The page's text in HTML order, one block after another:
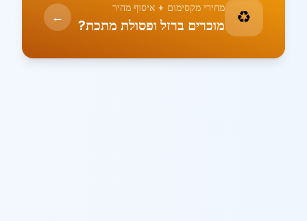
♻️ מחירי מקסימום + איסוף מהיר
מוכרים ברזל ופסולת מתכת? ←